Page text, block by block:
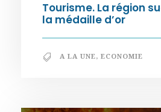
Tourisme. La région
la médaille d’or
A LA UNE, ECONOMIE